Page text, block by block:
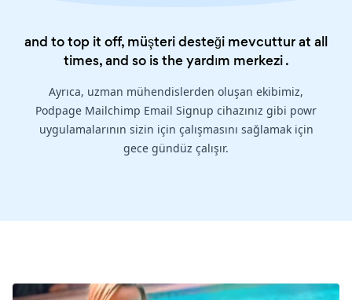
and to top it off, müşteri desteği mevcuttur at all
times, and so is theyardım merkezi.
Ayrıca, uzman mühendislerden oluşan ekibimiz,
Podpage Mailchimp Email Signup cihazınız gibi powr
uygulamalarının sizin için çalışmasını sağlamak için
gece gündüz çalışır.